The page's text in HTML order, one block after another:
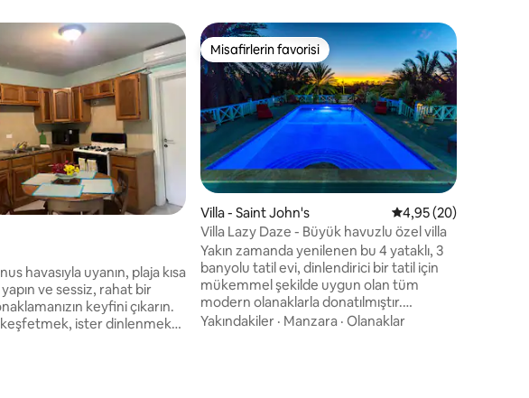
havasıyla uyanın, plaja kısa
ve sessiz, rahat bir
keyfini çıkarın.
ister dinlenmek
Misafirlerin favorisi
Misafirlerin favorisi
Villa - Saint John's 5 üzerinden
4,95 (20)
Villa Lazy Daze - Büyük havuzlu özel villa
Yakın zamanda yenilenen bu 4 yataklı, 3
banyolu tatil evi, dinlendirici bir tatil için
mükemmel şekilde uygun olan tüm
modern olanaklarla donatılmıştır.​​
Harbour View yerleşim bölgesinde
Yakındakiler · Manzara · Olanaklar